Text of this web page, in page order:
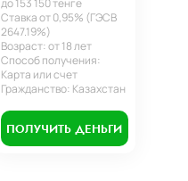
Ставка от 0,95% (ГЭСВ
2647.19%)
Возраст: от 18 лет
Способ получения:
Карта или счет
Гражданство: Казахстан
ПОЛУЧИТЬ ДЕНЬГИ